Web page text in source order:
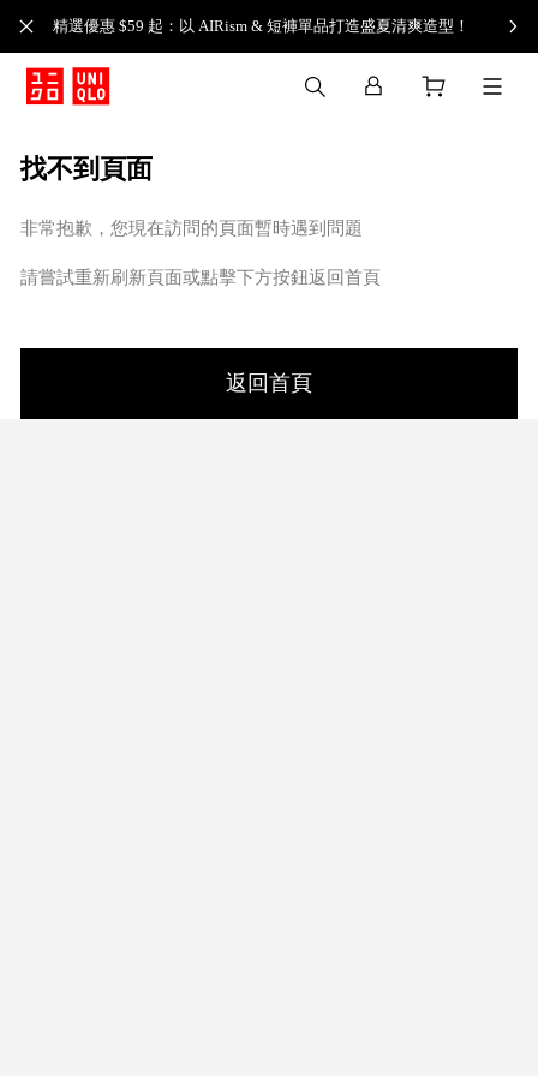
精選優惠 $59 起：以 AIRism & 短褲單品打造盛夏清爽造型！
找不到頁面
非常抱歉，您現在訪問的頁面暫時遇到問題
請嘗試重新刷新頁面或點擊下方按鈕返回首頁
返回首頁